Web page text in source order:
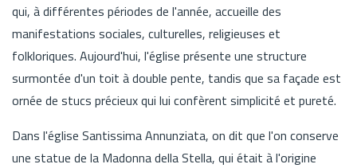
qui, à différentes périodes de l'année, accueille des
manifestations sociales, culturelles, religieuses et
folkloriques. Aujourd'hui, l'église présente une structure
surmontée d'un toit à double pente, tandis que sa façade est
ornée de stucs précieux qui lui confèrent simplicité et pureté.
Dans l'église Santissima Annunziata, on dit que l'on conserve
une statue de la Madonna della Stella, qui était à l'origine